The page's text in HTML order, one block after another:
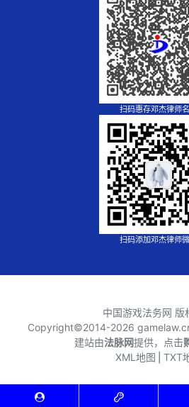
扫码惠存邓杰律师
扫码添加邓杰律师
中国游戏法务网 版
Copyright©2014-2026
建站由法脉网提供，点击
XML地图 TXT